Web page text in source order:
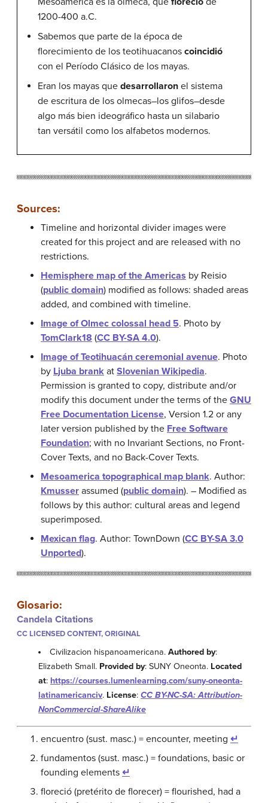
1200-400 a.C.
Sabemos que parte de la época de
florecimiento de los teotihuacanos coincidió
con el Período Clásico de los mayas.
Eran los mayas que desarrollaron el sistema
de escritura de los olmecas–los glifos–desde
algo más bien ideográfico hasta un silabario
tan versátil como los alfabetos modernos.
Sources:
Timeline and horizontal divider images were
created for this project and are released with no
restrictions.
Hemisphere map of the Americas by Reisio
(public domain) modified as follows: shaded areas
added, and combined with timeline.
Image of Olmec colossal head 5. Photo by
TomClark18 (CC BY-SA 4.0).
Image of Teotihuacán ceremonial avenue. Photo
by Ljuba brank at Slovenian Wikipedia.
Permission is granted to copy, distribute and/or
modify this document under the terms of the GNU
Free Documentation License, Version 1.2 or any
later version published by the Free Software
Foundation; with no Invariant Sections, no Front-
Cover Texts, and no Back-Cover Texts.
Mesoamerica topographical map blank. Author:
Kmusser assumed (public domain). – Modified as
follows by this author: cultural areas and legend
superimposed.
Mexican flag. Author: TownDown (CC BY-SA 3.0
Unported).
Glosario:
Candela Citations
CC LICENSED CONTENT, ORIGINAL
Civilizacion hispanoamericana.Authored by:
Elizabeth Small. Provided by: SUNY Oneonta. Located
at: https://courses.lumenlearning.com/suny-oneonta-
latinamericanciv. License: CC BY-NC-SA: Attribution-
NonCommercial-ShareAlike
encuentro (sust. masc.) = encounter, meeting ↵
fundamentos (sust. masc.) = foundations, basic or
founding elements ↵
floreció (pretérito de florecer) = flourished, had a